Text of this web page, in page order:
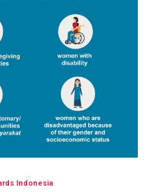
Indonesia